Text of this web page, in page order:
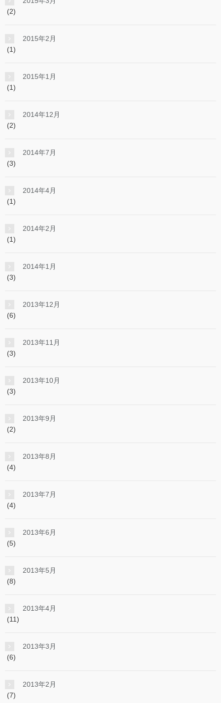
(2)
2015年2月
(1)
2015年1月
(1)
2014年12月
(2)
2014年7月
(3)
2014年4月
(1)
2014年2月
(1)
2014年1月
(3)
2013年12月
(6)
2013年11月
(3)
2013年10月
(3)
2013年9月
(2)
2013年8月
(4)
2013年7月
(4)
2013年6月
(5)
2013年5月
(8)
2013年4月
(11)
2013年3月
(6)
2013年2月
(7)